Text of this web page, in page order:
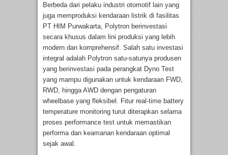
Berbeda dari pelaku industri otomotif lain yang
juga memproduksi kendaraan listrik di fasilitas
PT HIM Purwakarta, Polytron berinvestasi
secara khusus dalam lini produksi yang lebih
modern dan komprehensif. Salah satu investasi
integral adalah Polytron satu-satunya produsen
yang berinvestasi pada perangkat Dyno Test
yang mampu digunakan untuk kendaraan FWD,
RWD, hingga AWD dengan pengaturan
wheelbase yang fleksibel. Fitur real-time battery
temperature monitoring turut diterapkan selama
proses performance test untuk memastikan
performa dan keamanan kendaraan optimal
sejak awal.